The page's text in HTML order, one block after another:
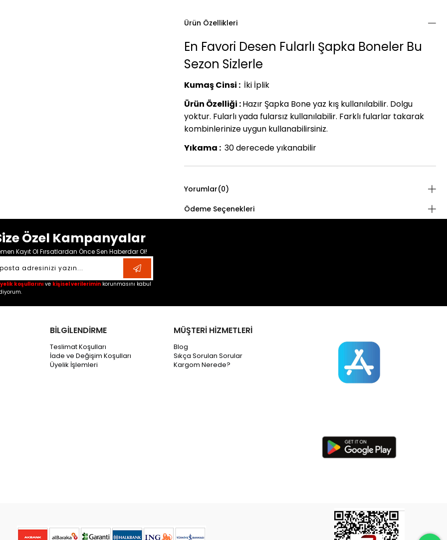
Ürün Özellikleri
En Favori Desen Fularlı Şapka Boneler Bu
Sezon Sizlerle
Kumaş Cinsi : İki İplik
Ürün Özelliği :Hazır Şapka Bone yaz kış kullanılabilir. Dolgu
yoktur. Fularlı yada fularsız kullanılabilir. Farklı fularlar takarak
kombinlerinize uygun kullanabilirsiniz.
Yıkama : 30 derecede yıkanabilir
Yorumlar(0)
Ödeme Seçenekleri
Özel Kampanyalar
Kayıt Ol Fırsatlardan Önce Sen Haberdar Ol!
koşullarını ve kişisel verilerimin korunmasını kabul
BİLGİLENDİRME
Teslimat Koşulları
İade ve Değişim Koşulları
Üyelik İşlemleri
MÜŞTERİ HİZMETLERİ
Blog
Sıkça Sorulan Sorular
Kargom Nerede?